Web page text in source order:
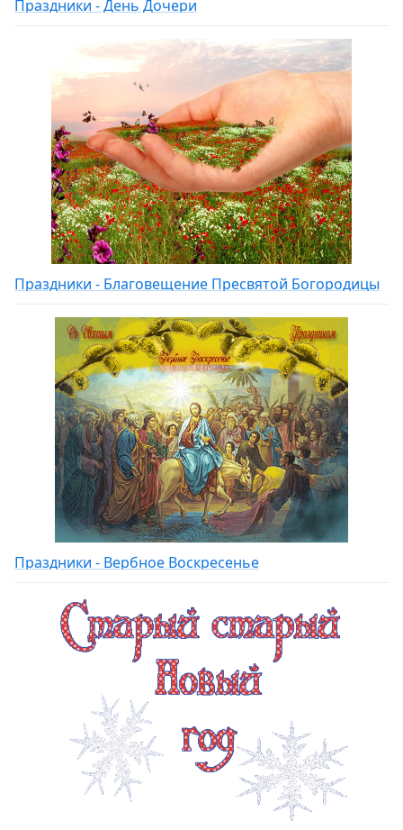
Праздники - День Дочери
Праздники - Благовещение Пресвятой Богородицы
Праздники - Вербное Воскресенье